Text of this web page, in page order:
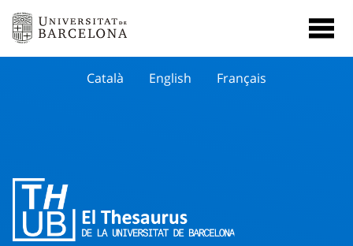
Català English Français